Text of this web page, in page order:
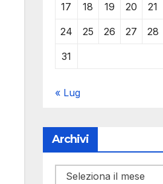
17 18 19 20 21
24 25 26 27 28
31
« Lug
Archivi
Archivi